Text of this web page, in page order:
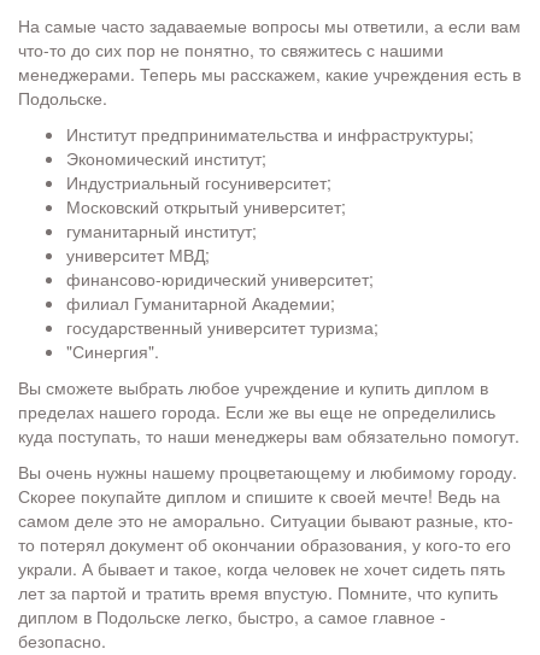
На самые часто задаваемые вопросы мы ответили, а если вам
что-то до сих пор не понятно, то свяжитесь с нашими
менеджерами. Теперь мы расскажем, какие учреждения есть в
Подольске.
Институт предпринимательства и инфраструктуры;
Экономический институт;
Индустриальный госуниверситет;
Московский открытый университет;
гуманитарный институт;
университет МВД;
финансово-юридический университет;
филиал Гуманитарной Академии;
государственный университет туризма;
"Синергия".
Вы сможете выбрать любое учреждение и купить диплом в
пределах нашего города. Если же вы еще не определились
куда поступать, то наши менеджеры вам обязательно помогут.
Вы очень нужны нашему процветающему и любимому городу.
Скорее покупайте диплом и спишите к своей мечте! Ведь на
самом деле это не аморально. Ситуации бывают разные, кто-
то потерял документ об окончании образования, у кого-то его
украли. А бывает и такое, когда человек не хочет сидеть пять
лет за партой и тратить время впустую. Помните, что купить
диплом в Подольске легко, быстро, а самое главное -
безопасно.